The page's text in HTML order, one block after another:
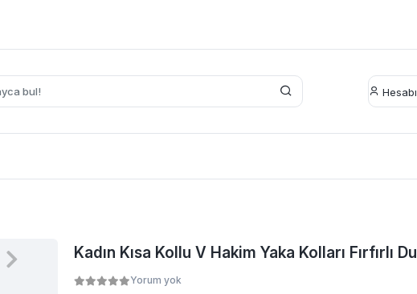
Kadın Kısa Kollu V Hakim Yaka Kolları Fırfırlı
Yorum yok